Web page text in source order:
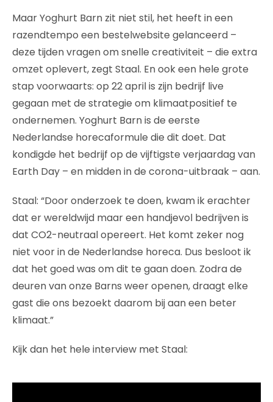
Maar Yoghurt Barn zit niet stil, het heeft in een
razendtempo een bestelwebsite gelanceerd –
deze tijden vragen om snelle creativiteit – die extra
omzet oplevert, zegt Staal. En ook een hele grote
stap voorwaarts: op 22 april is zijn bedrijf live
gegaan met de strategie om klimaatpositief te
ondernemen. Yoghurt Barn is de eerste
Nederlandse horecaformule die dit doet. Dat
kondigde het bedrijf op de vijftigste verjaardag van
Earth Day – en midden in de corona-uitbraak – aan.
Staal: “Door onderzoek te doen, kwam ik erachter
dat er wereldwijd maar een handjevol bedrijven is
dat CO2-neutraal opereert. Het komt zeker nog
niet voor in de Nederlandse horeca. Dus besloot ik
dat het goed was om dit te gaan doen. Zodra de
deuren van onze Barns weer openen, draagt elke
gast die ons bezoekt daarom bij aan een beter
klimaat.”
Kijk dan het hele interview met Staal: